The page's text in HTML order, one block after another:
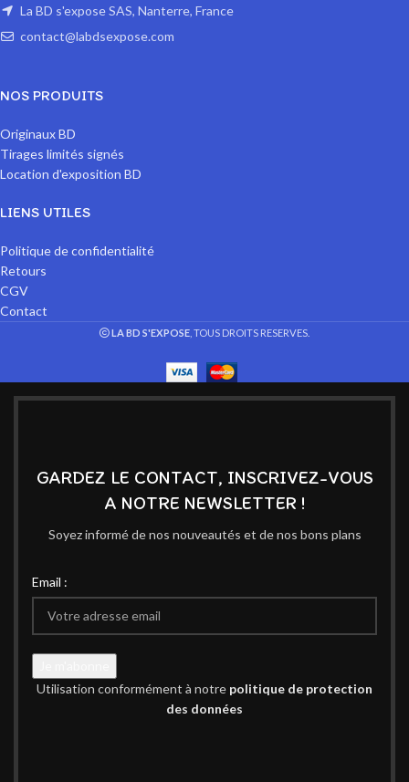
La BD s'expose SAS, Nanterre, France
contact@labdsexpose.com
NOS PRODUITS
Originaux BD
Tirages limités signés
Location d'exposition BD
LIENS UTILES
Politique de confidentialité
Retours
CGV
Contact
LA BD S'EXPOSE , TOUS DROITS RESERVES.
GARDEZ LE CONTACT, INSCRIVEZ-VOUS
A NOTRE NEWSLETTER !
Soyez informé de nos nouveautés et de nos bons plans
Email :
Utilisation conformément à notre politique de protection
des données